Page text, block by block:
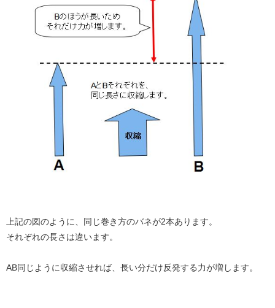
上記の図のように、同じ巻き方のバネが2本あります。
それぞれの長さは違います。
AB同じように収縮させれば、長い分だけ反発する力が増します。